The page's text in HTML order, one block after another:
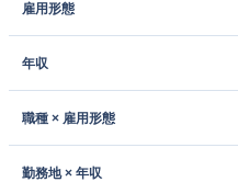
雇用形態
年収
職種 × 雇用形態
勤務地 × 年収